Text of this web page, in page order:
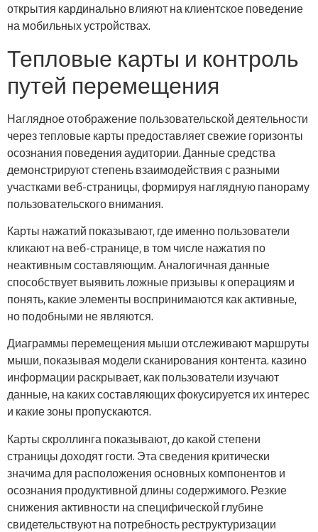
открытия кардинально влияют на клиентское поведение
на мобильных устройствах.
Тепловые карты и контроль
путей перемещения
Наглядное отображение пользовательской деятельности
через тепловые карты предоставляет свежие горизонты
осознания поведения аудитории. Данные средства
демонстрируют степень взаимодействия с разными
участками веб-страницы, формируя наглядную панораму
пользовательского внимания.
Карты нажатий показывают, где именно пользователи
кликают на веб-странице, в том числе нажатия по
неактивным составляющим. Аналогичная данные
способствует выявить ложные призывы к операциям и
понять, какие элементы воспринимаются как активные,
но подобными не являются.
Диаграммы перемещения мыши отслеживают маршруты
мыши, показывая модели сканирования контента. казино
информации раскрывает, как пользователи изучают
данные, на каких составляющих фокусируется их интерес
и какие зоны пропускаются.
Карты скроллинга показывают, до какой степени
страницы доходят гости. Эта сведения критически
значима для расположения основных компонентов и
осознания продуктивной длины содержимого. Резкие
снижения активности на специфической глубине
свидетельствуют на потребность реструктуризации